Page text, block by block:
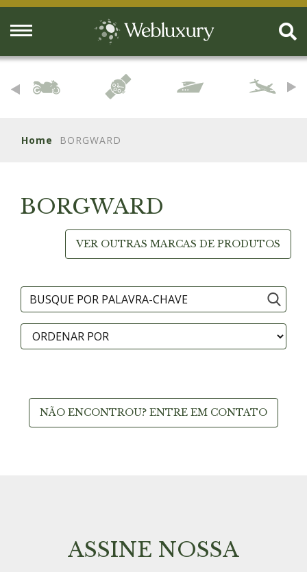
Home BORGWARD
BORGWARD
VER OUTRAS MARCAS DE PRODUTOS
NÃO ENCONTROU? ENTRE EM CONTATO
ASSINE NOSSA